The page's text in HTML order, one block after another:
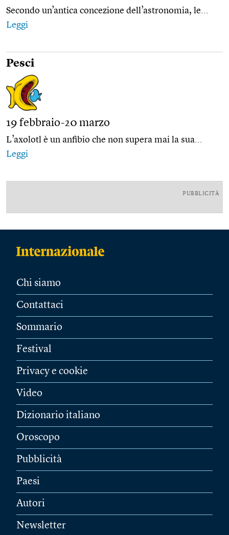
Secondo un’antica concezione dell’astronomia, le...
Leggi
Pesci
19 febbraio-20 marzo
L’axolotl è un anfibio che non supera mai la sua...
Leggi
PUBBLICITÀ
Chi siamo
Contattaci
Sommario
Festival
Privacy e cookie
Video
Dizionario italiano
Oroscopo
Pubblicità
Paesi
Autori
Newsletter